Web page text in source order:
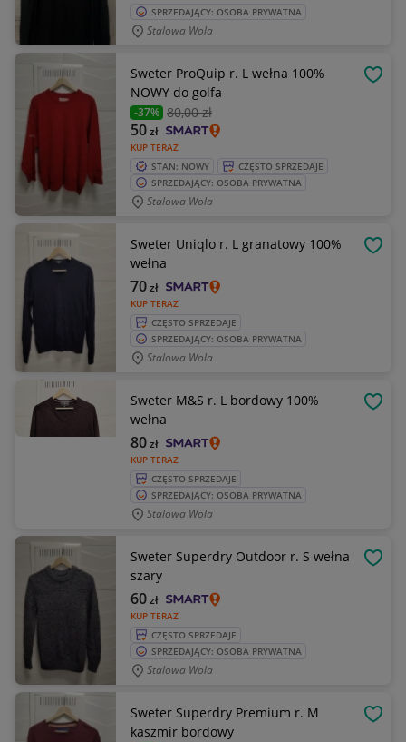
SPRZEDAJĄCY: OSOBA PRYWATNA
Stalowa Wola
Sweter ProQuip r. L wełna 100%
NOWY do golfa
-37% 80,00 zł
KUP TERAZ
50zł
STAN: NOWY
CZĘSTO SPRZEDAJE
SPRZEDAJĄCY: OSOBA PRYWATNA
Stalowa Wola
Sweter Uniqlo r. L granatowy 100%
wełna
KUP TERAZ
70zł
CZĘSTO SPRZEDAJE
SPRZEDAJĄCY: OSOBA PRYWATNA
Stalowa Wola
Sweter M&S r. L bordowy 100%
wełna
KUP TERAZ
80zł
CZĘSTO SPRZEDAJE
SPRZEDAJĄCY: OSOBA PRYWATNA
Stalowa Wola
Sweter Superdry Outdoor r. S wełna
szary
KUP TERAZ
60zł
CZĘSTO SPRZEDAJE
SPRZEDAJĄCY: OSOBA PRYWATNA
Stalowa Wola
Sweter Superdry Premium r. M
kaszmir bordowy